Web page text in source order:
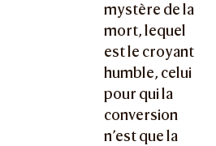
mystère de la
mort, lequel
est le croyant
humble, celui
pour qui la
conversion
n’est que la